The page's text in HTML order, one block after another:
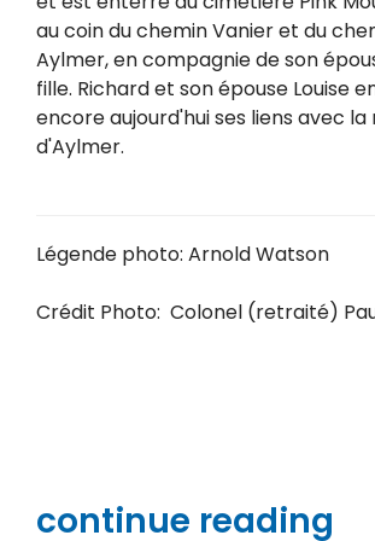
au coin du chemin Vanier et du
Aylmer, en compagnie de son
fille. Richard et son épouse Louise
encore aujourd'hui ses liens avec la
d'Aylmer.
Légende photo: Arnold Watson
Crédit Photo: Colonel (retraité)
continue reading